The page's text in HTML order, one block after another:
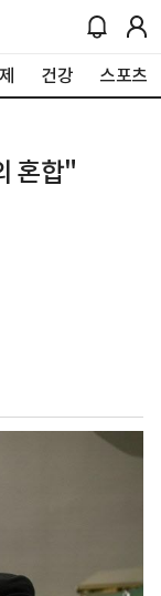
건강 스포츠
혼합"